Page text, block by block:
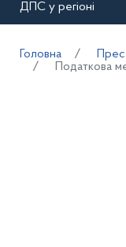
ДПС у регіоні
Головна
Податкова